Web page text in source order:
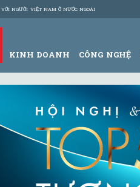
NGƯỜI VIỆT NAM Ở NƯỚC NGOÀI
KINH DOANH CÔNG NGHỆ